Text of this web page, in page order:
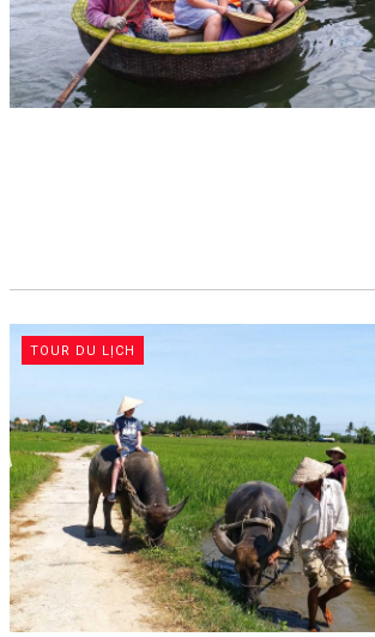
TOUR DU LỊCH